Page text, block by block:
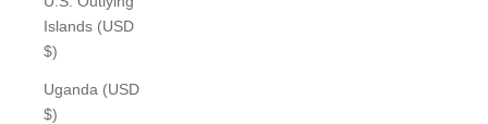
Islands (USD
$)
Uganda (USD
$)